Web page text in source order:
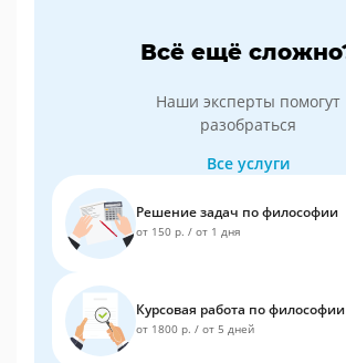
Всё ещё
Наши эксперты помогут
разобраться
Все услуги
Решение задач по философии
от 150 р. / от 1 дня
Курсовая работа по философии
от 1800 р. / от 5 дней